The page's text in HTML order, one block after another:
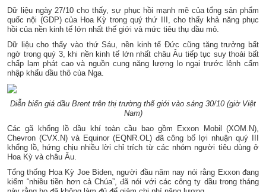
Dữ liệu ngày 27/10 cho thấy, sự phục hồi mạnh mẽ của tổng sản phẩm
quốc nội (GDP) của Hoa Kỳ trong quý thứ III, cho thấy khả năng phục
hồi của nền kinh tế lớn nhất thế giới và mức tiêu thụ dầu mỏ.
Dữ liệu cho thấy vào thứ Sáu, nền kinh tế Đức cũng tăng trưởng bất
ngờ trong quý 3, khi nền kinh tế lớn nhất châu Âu tiếp tục suy thoái bất
chấp lạm phát cao và nguồn cung năng lượng lo ngại trước lệnh cấm
nhập khẩu dầu thô của Nga.
Diễn biến giá dầu Brent trên thị trường thế giới vào sáng 30/10 (giờ Việt
Nam)
Các gã khổng lồ dầu khí toàn cầu bao gồm Exxon Mobil (XOM.N),
Chevron (CVX.N) và Equinor (EQNR.OL) đã công bố lợi nhuận quý III
khổng lồ, hứng chịu nhiều lời chỉ trích từ các nhóm người tiêu dùng ở
Hoa Kỳ và châu Âu.
Tổng thống Hoa Kỳ Joe Biden, người đầu năm nay nói rằng Exxon đang
kiếm “nhiều tiền hơn cả Chúa”, đã nói với các công ty dầu trong tháng